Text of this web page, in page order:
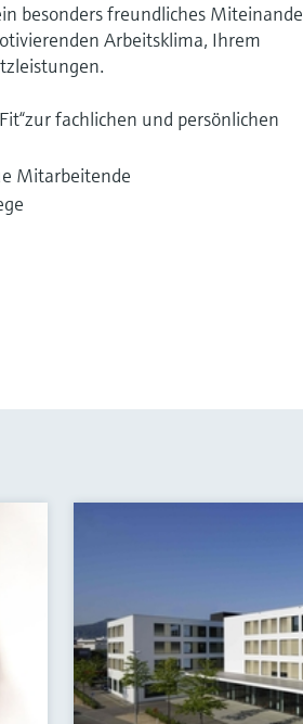
besonders freundliches
Arbeitsklima, Ihrem
fachlichen und persönlichen
Mitarbeitende